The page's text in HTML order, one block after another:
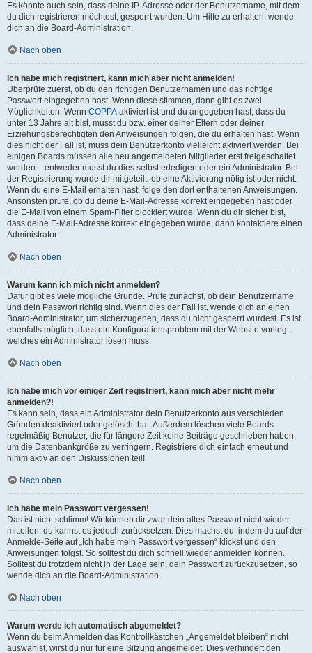
Es könnte auch sein, dass deine IP-Adresse oder der Benutzername, mit dem
du dich registrieren möchtest, gesperrt wurden. Um Hilfe zu erhalten, wende
dich an die Board-Administration.
Nach oben
Ich habe mich registriert, kann mich aber nicht anmelden!
Überprüfe zuerst, ob du den richtigen Benutzernamen und das richtige
Passwort eingegeben hast. Wenn diese stimmen, dann gibt es zwei
Möglichkeiten. Wenn COPPA aktiviert ist und du angegeben hast, dass du
unter 13 Jahre alt bist, musst du bzw. einer deiner Eltern oder deiner
Erziehungsberechtigten den Anweisungen folgen, die du erhalten hast. Wenn
dies nicht der Fall ist, muss dein Benutzerkonto vielleicht aktiviert werden. Bei
einigen Boards müssen alle neu angemeldeten Mitglieder erst freigeschaltet
werden – entweder musst du dies selbst erledigen oder ein Administrator. Bei
der Registrierung wurde dir mitgeteilt, ob eine Aktivierung nötig ist oder nicht.
Wenn du eine E-Mail erhalten hast, folge den dort enthaltenen Anweisungen.
Ansonsten prüfe, ob du deine E-Mail-Adresse korrekt eingegeben hast oder
die E-Mail von einem Spam-Filter blockiert wurde. Wenn du dir sicher bist,
dass deine E-Mail-Adresse korrekt eingegeben wurde, dann kontaktiere einen
Administrator.
Nach oben
Warum kann ich mich nicht anmelden?
Dafür gibt es viele mögliche Gründe. Prüfe zunächst, ob dein Benutzername
und dein Passwort richtig sind. Wenn dies der Fall ist, wende dich an einen
Board-Administrator, um sicherzugehen, dass du nicht gesperrt wurdest. Es ist
ebenfalls möglich, dass ein Konfigurationsproblem mit der Website vorliegt,
welches ein Administrator lösen muss.
Nach oben
Ich habe mich vor einiger Zeit registriert, kann mich aber nicht mehr
anmelden?!
Es kann sein, dass ein Administrator dein Benutzerkonto aus verschieden
Gründen deaktiviert oder gelöscht hat. Außerdem löschen viele Boards
regelmäßig Benutzer, die für längere Zeit keine Beiträge geschrieben haben,
um die Datenbankgröße zu verringern. Registriere dich einfach erneut und
nimm aktiv an den Diskussionen teil!
Nach oben
Ich habe mein Passwort vergessen!
Das ist nicht schlimm! Wir können dir zwar dein altes Passwort nicht wieder
mitteilen, du kannst es jedoch zurücksetzen. Dies machst du, indem du auf der
Anmelde-Seite auf „Ich habe mein Passwort vergessen“ klickst und den
Anweisungen folgst. So solltest du dich schnell wieder anmelden können.
Solltest du trotzdem nicht in der Lage sein, dein Passwort zurückzusetzen, so
wende dich an die Board-Administration.
Nach oben
Warum werde ich automatisch abgemeldet?
Wenn du beim Anmelden das Kontrollkästchen „Angemeldet bleiben“ nicht
auswählst, wirst du nur für eine Sitzung angemeldet. Dies verhindert den